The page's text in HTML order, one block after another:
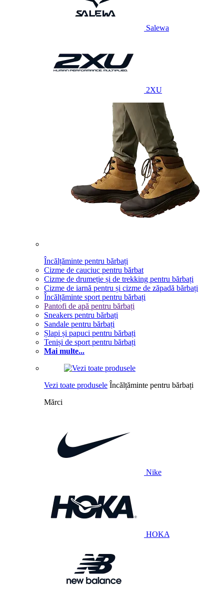
Salewa
2XU
Încălțăminte pentru bărbați
Cizme de cauciuc pentru bărbat
Cizme de drumeție și de trekking pentru bărbați
Cizme de iarnă pentru și cizme de zăpadă bărbați
Încălțăminte sport pentru bărbați
Pantofi de apă pentru bărbați
Sneakers pentru bărbați
Sandale pentru bărbați
Șlapi și papuci pentru bărbați
Teniși de sport pentru bărbați
Mai multe...
Vezi toate produsele Încălțăminte pentru bărbați
Mărci
Nike
HOKA